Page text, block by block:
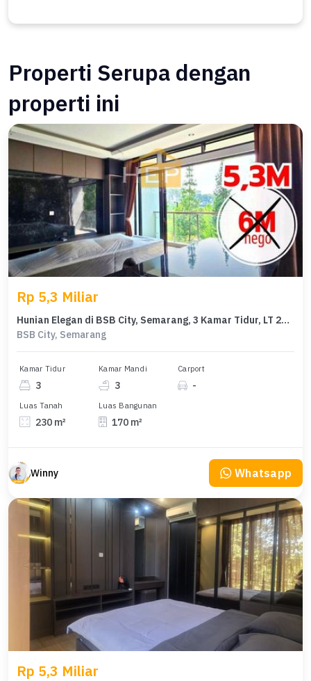
Properti Serupa dengan
properti ini
Rp 5,3 Miliar
Hunian Elegan di BSB City, Semarang, 3 Kamar Tidur, LT 230m²
BSB City, Semarang
Kamar Tidur
3
Kamar Mandi
3
Carport
-
Luas Tanah
230 m²
Luas Bangunan
170 m²
Winny Whatsapp
Rp 5,3 Miliar